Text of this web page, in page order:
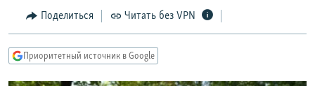
Вернутся
КУЛЬТУРА
КАВКАЗ.РЕАЛИИ
Поделиться Читать без VPN
Приоритетный источник в Google